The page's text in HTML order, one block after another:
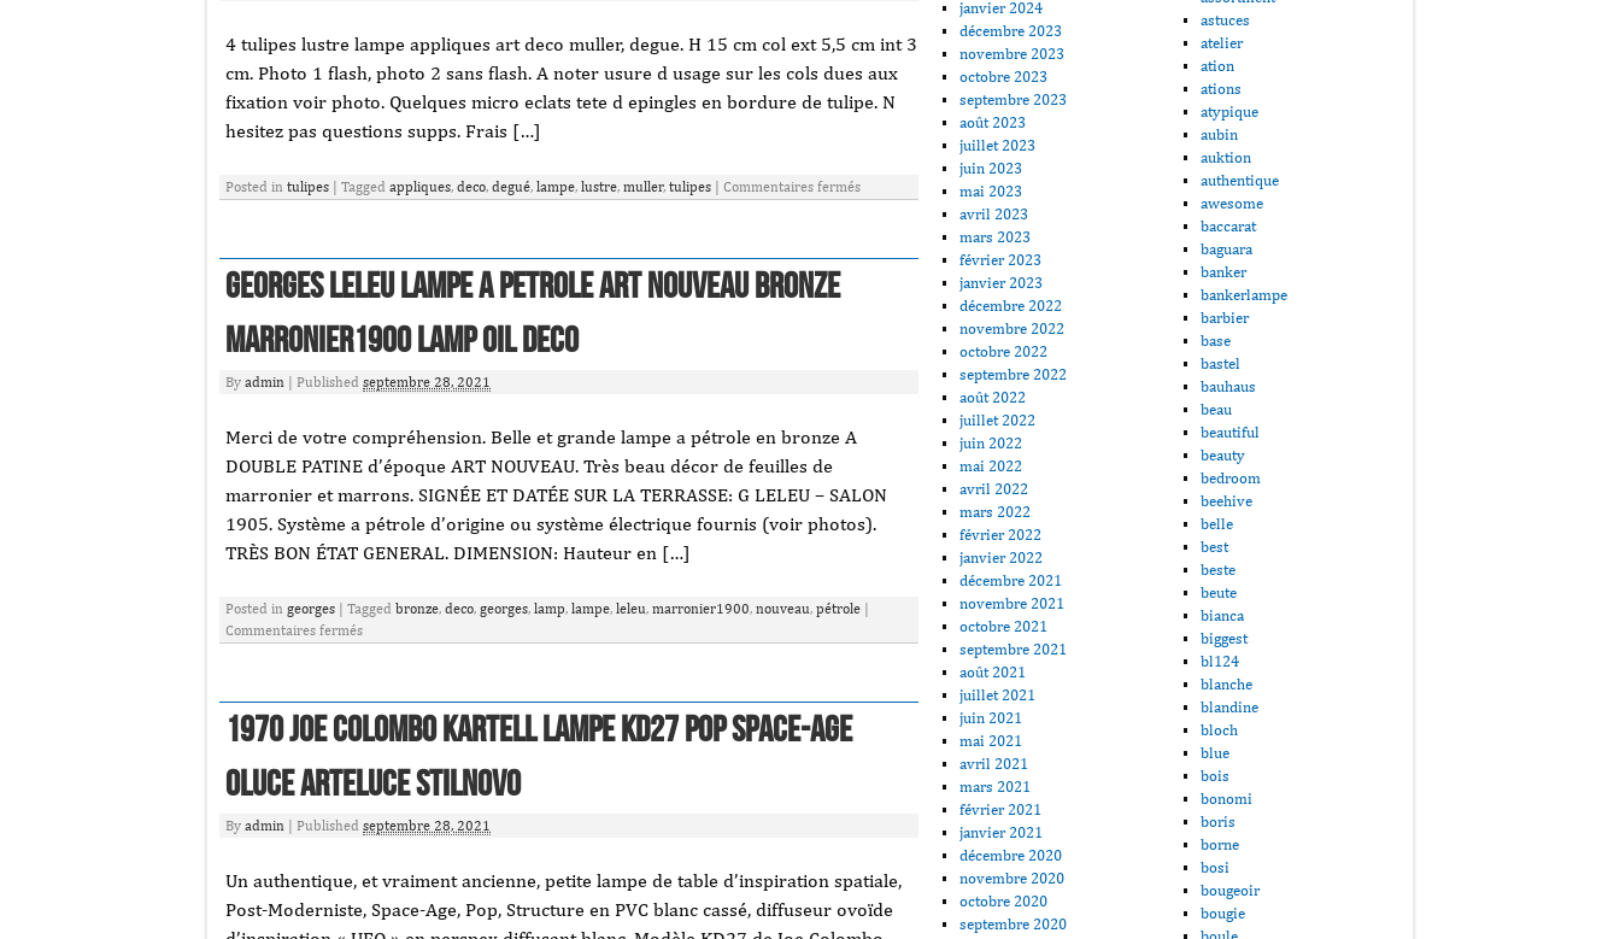
4 tulipes lustre lampe appliques art deco muller, degue. H 15 cm col ext 5,5 cm int 3
cm. Photo 1 flash, photo 2 sans flash. A noter usure d usage sur les cols dues aux
fixation voir photo. Quelques micro eclats tete d epingles en bordure de tulipe. N
hesitez pas questions supps. Frais […]
Posted in tulipes Tagged appliques, deco, degué, lampe, lustre, muller, tulipes Commentaires fermés
GEORGES LELEU LAMPE A PETROLE ART NOUVEAU BRONZE
MARRONIER1900 lamp oil deco
By admin Published septembre 28, 2021
Merci de votre compréhension. Belle et grande lampe a pétrole en bronze A
DOUBLE PATINE d’époque ART NOUVEAU. Très beau décor de feuilles de
marronier et marrons. SIGNÉE ET DATÉE SUR LA TERRASSE: G LELEU – SALON
1905. Système a pétrole d’origine ou système électrique fournis (voir photos).
TRÈS BON ÉTAT GENERAL. DIMENSION: Hauteur en […]
Posted in georges Tagged bronze, deco, georges, lamp, lampe, leleu, marronier1900, nouveau, pétrole
Commentaires fermés
1970 JOE COLOMBO KARTELL LAMPE KD27 POP SPACE-AGE
Oluce Arteluce Stilnovo
By admin Published septembre 28, 2021
Un authentique, et vraiment ancienne, petite lampe de table d’inspiration spatiale,
Post-Moderniste, Space-Age, Pop, Structure en PVC blanc cassé, diffuseur ovoïde
janvier 2024
décembre 2023
novembre 2023
octobre 2023
septembre 2023
août 2023
juillet 2023
juin 2023
mai 2023
avril 2023
mars 2023
février 2023
janvier 2023
décembre 2022
novembre 2022
octobre 2022
septembre 2022
août 2022
juillet 2022
juin 2022
mai 2022
avril 2022
mars 2022
février 2022
janvier 2022
décembre 2021
novembre 2021
octobre 2021
septembre 2021
août 2021
juillet 2021
juin 2021
mai 2021
avril 2021
mars 2021
février 2021
janvier 2021
décembre 2020
novembre 2020
octobre 2020
septembre 2020
astuces
atelier
ation
ations
atypique
aubin
auktion
authentique
awesome
baccarat
baguara
banker
bankerlampe
barbier
base
bastel
bauhaus
beau
beautiful
beauty
bedroom
beehive
belle
best
beste
beute
bianca
biggest
bl124
blanche
blandine
bloch
blue
bois
bonomi
boris
borne
bosi
bougeoir
bougie